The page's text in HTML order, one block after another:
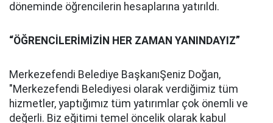
döneminde öğrencilerin hesaplarına yatırıldı.
“ÖĞRENCİLERİMİZİN HER ZAMAN YANINDAYIZ”
Merkezefendi Belediye BaşkanıŞeniz Doğan,
"Merkezefendi Belediyesi olarak verdiğimiz tüm
hizmetler, yaptığımız tüm yatırımlar çok önemli ve
değerli. Biz eğitimi temel öncelik olarak kabul